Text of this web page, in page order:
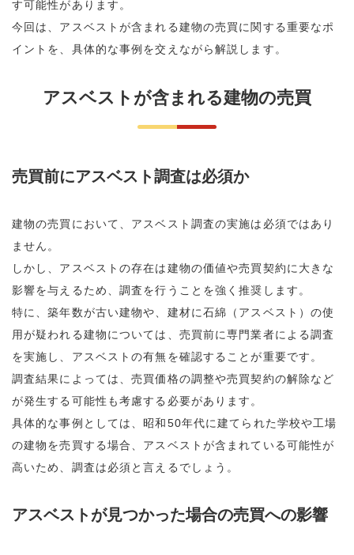
す可能性があります。
今回は、アスベストが含まれる建物の売買に関する重要なポ
イントを、具体的な事例を交えながら解説します。
アスベストが含まれる建物の売買
売買前にアスベスト調査は必須か
建物の売買において、アスベスト調査の実施は必須ではあり
ません。
しかし、アスベストの存在は建物の価値や売買契約に大きな
影響を与えるため、調査を行うことを強く推奨します。
特に、築年数が古い建物や、建材に石綿（アスベスト）の使
用が疑われる建物については、売買前に専門業者による調査
を実施し、アスベストの有無を確認することが重要です。
調査結果によっては、売買価格の調整や売買契約の解除など
が発生する可能性も考慮する必要があります。
具体的な事例としては、昭和50年代に建てられた学校や工場
の建物を売買する場合、アスベストが含まれている可能性が
高いため、調査は必須と言えるでしょう。
アスベストが見つかった場合の売買への影響